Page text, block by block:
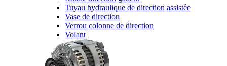
Tuyau hydraulique de direction assistée
Vase de direction
Verrou colonne de direction
Volant